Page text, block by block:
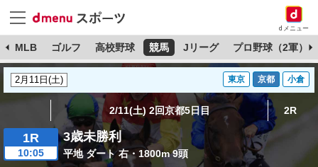
dメニュー
MLB ゴルフ 高校野球 競馬 Jリーグ プロ野球（2軍）
東京 京都 小倉
2/11(土) 2回京都5日目 2R
1R
10:05
3歳未勝利
平地 ダート 右・1800m 9頭